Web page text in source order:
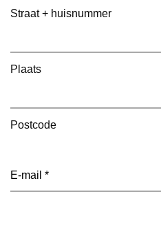
Straat + huisnummer
Plaats
Postcode
E-